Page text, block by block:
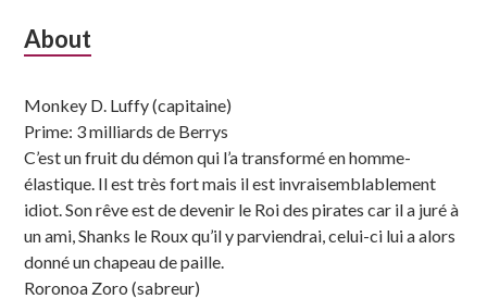
Subsidiary
About
Monkey D. Luffy (capitaine)
Prime: 3 milliards de Berrys
C’est un fruit du démon qui l’a transformé en homme-
élastique. Il est très fort mais il est invraisemblablement
idiot. Son rêve est de devenir le Roi des pirates car il a juré à
un ami, Shanks le Roux qu’il y parviendrai, celui-ci lui a alors
donné un chapeau de paille.
Roronoa Zoro (sabreur)